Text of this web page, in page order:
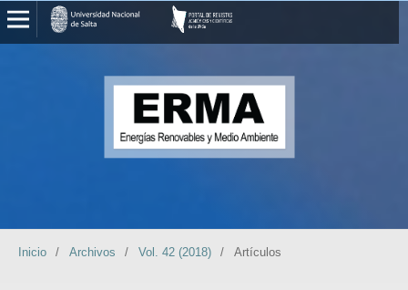
Inicio / Archivos / Vol. 42 (2018) / Artículos